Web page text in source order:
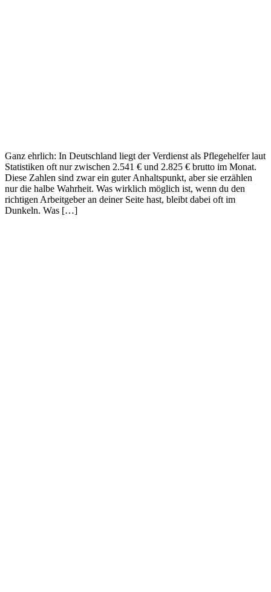
Ganz ehrlich: In Deutschland liegt der Verdienst als Pflegehelfer laut
Statistiken oft nur zwischen 2.541 € und 2.825 € brutto im Monat.
Diese Zahlen sind zwar ein guter Anhaltspunkt, aber sie erzählen
nur die halbe Wahrheit. Was wirklich möglich ist, wenn du den
richtigen Arbeitgeber an deiner Seite hast, bleibt dabei oft im
Dunkeln. Was […]